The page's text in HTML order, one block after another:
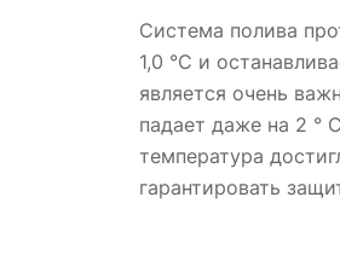
Система полива
1,0 °C и
является очень
падает даже на 2 °
температура
гарантировать